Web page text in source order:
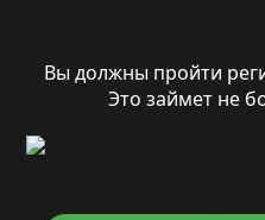
Вы должны пройти
Это займет не